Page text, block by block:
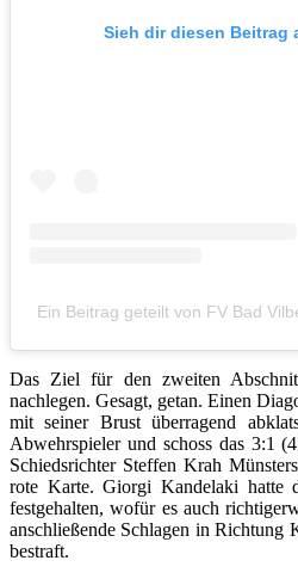
Sieh dir diesen Beitrag
Ein Beitrag geteilt von FV Bad
Das Ziel für den zweiten
nachlegen. Gesagt, getan. Einen
mit seiner Brust überragend
Abwehrspieler und schoss das 3:1
Schiedsrichter Steffen Krah
rote Karte. Giorgi Kandelaki hatte
festgehalten, wofür es auch
anschließende Schlagen in Richtung
bestraft.